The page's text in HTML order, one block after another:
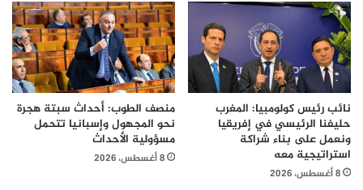
نائب رئيس كولومبيا: المغرب
حليفنا الرئيسي في إفريقيا
ونعمل على بناء شراكة
استراتيجية معه
8 أغسطس، 2026
منصف الطوب: أحداث سبتة هجرة
نحو المجهول وإسبانيا تتحمل
مسؤولية الأحداث
8 أغسطس، 2026